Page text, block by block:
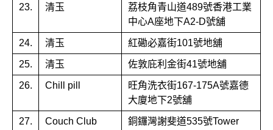
23. 清玉
荔枝角青山道489號香港工業
中心A座地下A2-D號舖
24. 清玉 紅磡必嘉街101號地舖
25. 清玉 佐敦庇利金街41號地舖
26. Chill pill
旺角洗衣街167-175A號嘉德
大廈地下2號舖
27. Couch Club
銅鑼灣謝斐道535號Tower